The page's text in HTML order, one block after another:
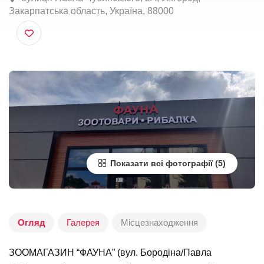
вулиця Павла Чубинського, 2А, Ужгород,
Закарпатська область, Україна, 88000
Показати всі фотографії
Огляд Галерея Місцезнаходження
ЗООМАГАЗИН “ФАУНА” (вул. Бородіна/Павла